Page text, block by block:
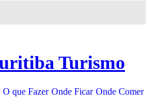
O que Fazer Onde Ficar Onde Comer